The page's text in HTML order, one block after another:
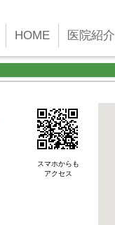
HOME 医院紹介
スマホからも
アクセス